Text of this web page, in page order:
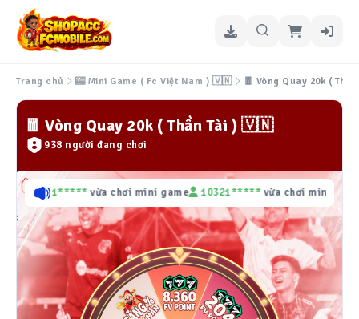
Trang chủ 🎰 Mini Game ( Fc Việt Nam ) 🇻🇳 🧧 Vòng Quay 20k (
🧧 Vòng Quay 20k ( Thần Tài ) 🇻🇳
938 người đang chơi
10321*****vừa chơi mini game 10321*****vừa chơi mini game